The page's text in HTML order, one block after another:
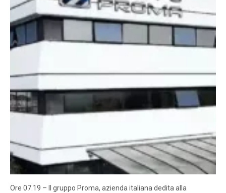
Ore 07.19 – Il gruppo Proma, azienda italiana dedita alla